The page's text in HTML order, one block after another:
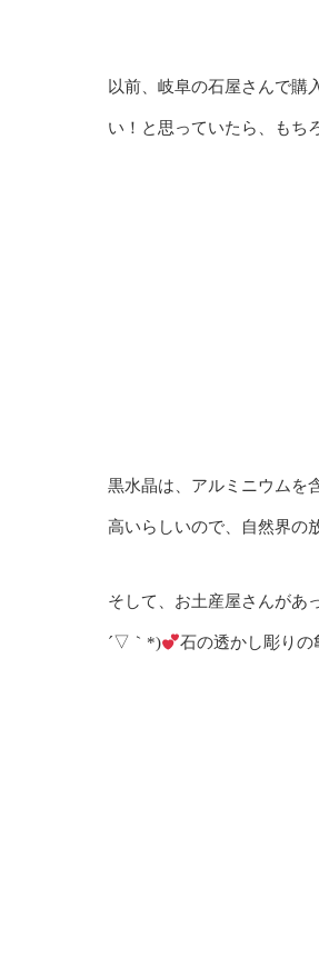
以前、岐阜の石屋さんで購
い！と思っていたら、もち
黒水晶は、アルミニウムを
高いらしいので、自然界の
そして、お土産屋さんがあ
´▽｀*) 石の透かし彫りの